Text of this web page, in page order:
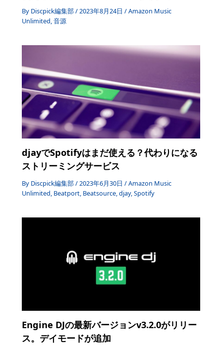
By Discpick編集部/ 2023年8月24日/Amazon Music
Unlimited ,音源
djayでSpotifyはまだ使える？代わりになる
ストリーミングサービス
By Discpick編集部/2023年6月30日/Amazon Music
Unlimited, Beatport, Beatsource,djay,Spotify
Engine DJの最新バージョンv3.2.0がリリー
ス。デイモードが追加